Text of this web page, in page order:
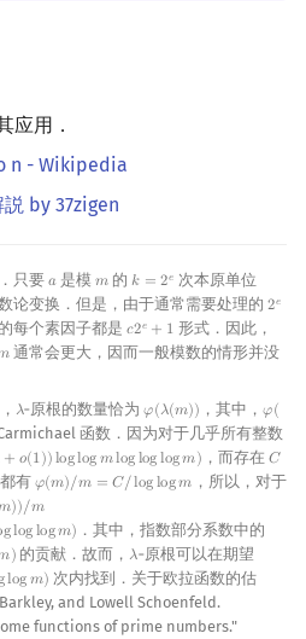
应用．
n - Wikipedia
by 37zigen
只要𝑎
a 是模 𝑚
m 的𝑘 = 2𝑒
k =2e
次本原单位
论变换．但是，由于通常需要处理的2𝑒
2e
每个素因子都是𝑐2𝑒 + 1
c2e +1
形式．因此，
通常会更大，因而一般模数的情形并没
𝜆
λ‑原根的数量恰为𝜑(𝜆(𝑚))
φ( λ(m)) ，其中，𝜑(
φ(
函数．因为对于几乎所有整数
+ 𝑜(1))loglog𝑚logloglog𝑚)
)) loglogmlogloglog m) ，而存在 𝐶
C>
都有 𝜑(𝑚)/𝑚 = 𝐶/loglog𝑚
φ(m)/m= C/loglogm
，所以，对于
))/𝑚
gloglog𝑚)
)) /m=
．其中，指数部分系数中的
)
) 的贡献．故而， 𝜆
λ‑原根可以在期望
log𝑚)
m)
次内找到．关于欧拉函数的估
and Lowell Schoenfeld.
functions of prime numbers."